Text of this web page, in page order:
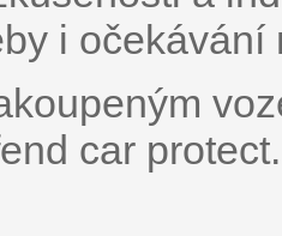
i
car protect.